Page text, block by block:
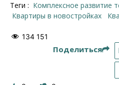
Теги :
Комплексное развитие
квартиры в новостройках
134 151
Поделиться